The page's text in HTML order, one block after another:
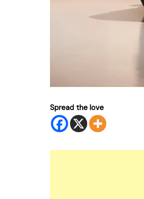
Spread the love